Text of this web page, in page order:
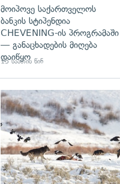
მოიპოვე საქართველოს
ბანკის სტიპენდია
CHEVENING-ის პროგრამაში
— განაცხადების მიღება
დაიწყო
15 საათის წინ